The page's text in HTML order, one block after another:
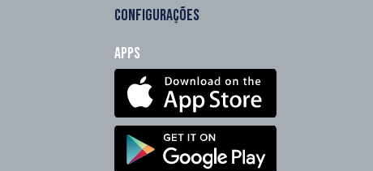
CONFIGURAÇÕES
Apps